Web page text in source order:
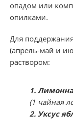
опадом или
опилками.
Для
(апрель-май и
раствором:
1.
(1 чайная
2. Уксус